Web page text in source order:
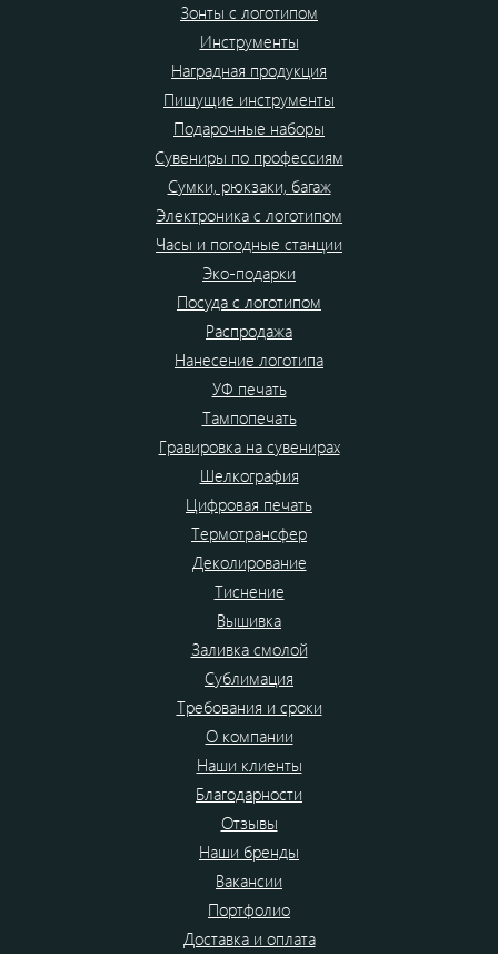
Зонты с логотипом
Инструменты
Наградная продукция
Пишущие инструменты
Подарочные наборы
Сувениры по профессиям
Сумки, рюкзаки, багаж
Электроника с логотипом
Часы и погодные станции
Эко-подарки
Посуда с логотипом
Распродажа
Нанесение логотипа
УФ печать
Тампопечать
Гравировка на сувенирах
Шелкография
Цифровая печать
Термотрансфер
Деколирование
Тиснение
Вышивка
Заливка смолой
Сублимация
Требования и сроки
О компании
Наши клиенты
Благодарности
Отзывы
Наши бренды
Вакансии
Портфолио
Доставка и оплата